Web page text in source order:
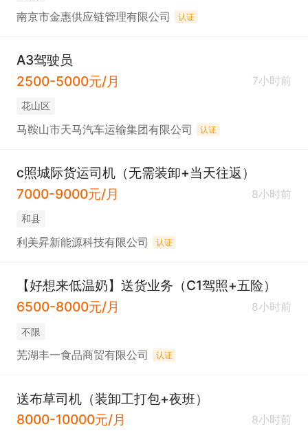
南京市金惠供应链管理有限公司 认证
A3驾驶员
2500-5000元/月
7小时前
花山区
马鞍山市天马汽车运输集团有限公司 认证
c照城际货运司机（无需装卸+当天往返）
7000-9000元/月
8小时前
和县
利美昇新能源科技有限公司 认证
【好想来低温奶】送货业务（C1驾照+五险）
6500-8000元/月
8小时前
不限
芜湖丰一食品商贸有限公司 认证
送布草司机（装卸工打包+夜班）
8000-10000元/月
8小时前